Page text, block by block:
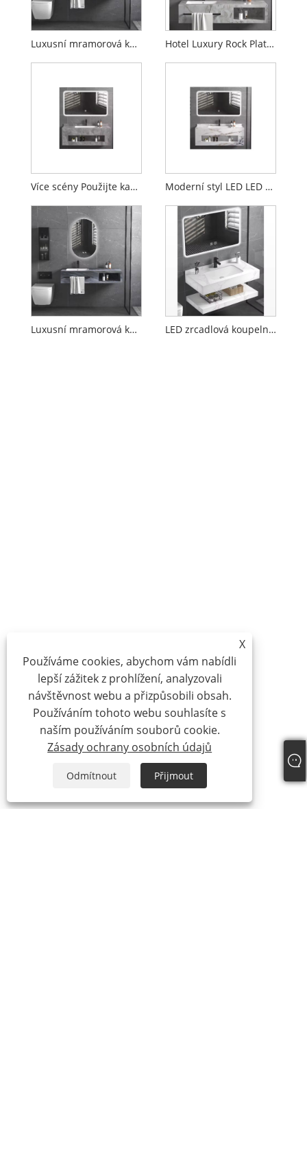
Luxusní mramorová koupelna marnost s LED zrcadlem Hotel Luxury Rock Plate koupelnové skříňky
Více scény Použijte kabinet pro umyvadlo pro hotel Moderní styl LED LED zrcadlová nástěnná skříňka
Luxusní mramorová koupelna marnost skříňka LED zrcadlová koupelnová dřezová skříňka
X
Používáme cookies, abychom vám nabídli
lepší zážitek z prohlížení, analyzovali
návštěvnost webu a přizpůsobili obsah.
Používáním tohoto webu souhlasíte s
naším používáním souborů cookie.
Zásady ochrany osobních údajů
Odmítnout Přijmout